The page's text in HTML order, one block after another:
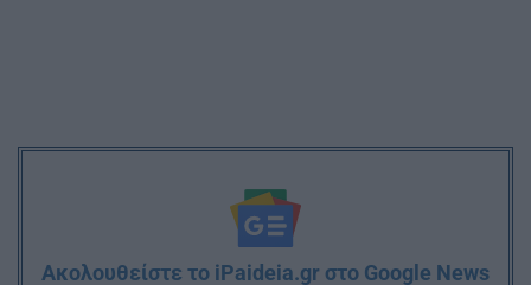
Ακολουθείστε το iPaideia.gr στο Google News